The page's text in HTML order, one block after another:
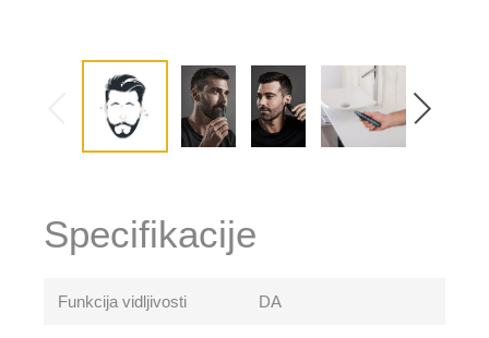
Specifikacije
Funkcija vidljivosti DA